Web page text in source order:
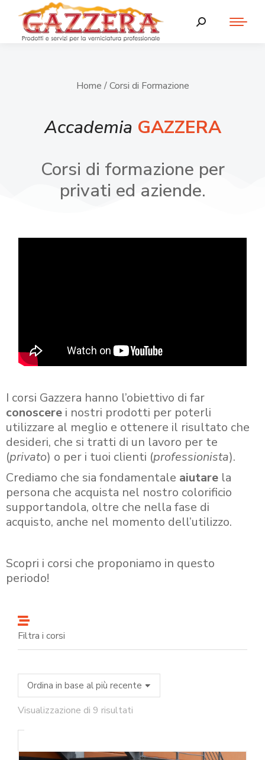
Home / Corsi di Formazione
Accademia GAZZERA
Corsi di formazione per
privati ed aziende.
I corsi Gazzera hanno l’obiettivo di far
conoscere i nostri prodotti per poterli
utilizzare al meglio e ottenere il risultato che
desideri, che si tratti di un lavoro per te
(privato) o per i tuoi clienti (professionista).
Crediamo che sia fondamentale aiutare la
persona che acquista nel nostro colorificio
supportandola, oltre che nella fase di
acquisto, anche nel momento dell’utilizzo.
Scopri i corsi che proponiamo in questo
periodo!
Filtra i corsi
Visualizzazione di 9 risultati